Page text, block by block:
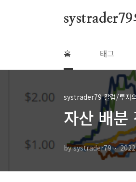
systrader79
홈 태그
systrader79 칼럼/투자
자산 배분
by systrader79